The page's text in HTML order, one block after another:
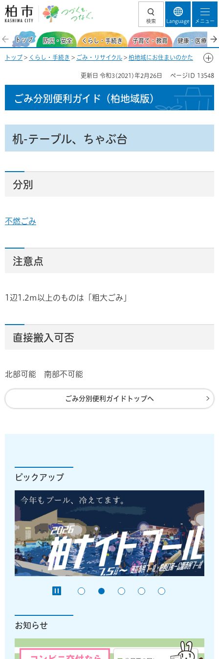
柏市 つづくを、
検索 Language メニュー
トップ 防災・安全 くらし・手続き 子育て・教育 健康・医療・
トップ > くらし・手続き > ごみ・リサイクル > 柏地域にお住まいのかた
更新日 令和3(2021)年2月26日 ページID 13548
ごみ分別便利ガイド （柏地域版）
机-テーブル、ちゃぶ台
分別
不燃ごみ
注意点
1辺1.2m以上のものは「粗大ごみ」
直接搬入可否
北部可能 南部不可能
ごみ分別便利ガイドトップへ
ピックアップ
お知らせ